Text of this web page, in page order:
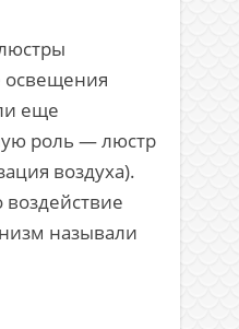
еще
роль — люстр
воздуха).
называли